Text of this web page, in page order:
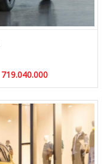
719.040.000